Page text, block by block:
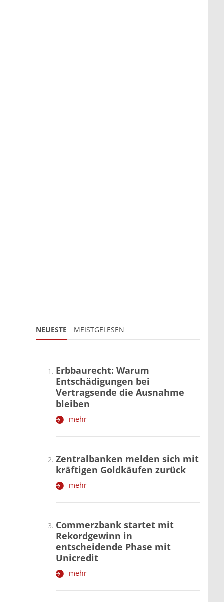
NEUESTE MEISTGELESEN
Erbbaurecht: Warum
Entschädigungen bei
Vertragsende die Ausnahme
bleiben
mehr
Zentralbanken melden sich mit
kräftigen Goldkäufen zurück
mehr
Commerzbank startet mit
Rekordgewinn in
entscheidende Phase mit
Unicredit
mehr